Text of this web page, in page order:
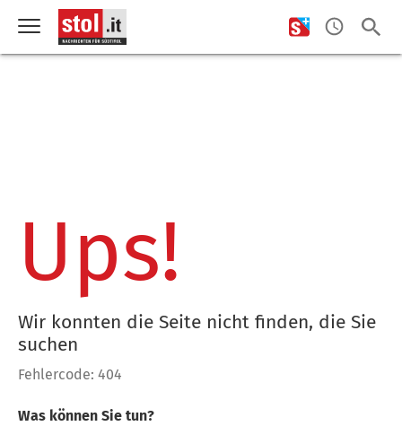
Ups!
Wir konnten die Seite nicht finden, die Sie
suchen
Fehlercode: 404
Was können Sie tun?